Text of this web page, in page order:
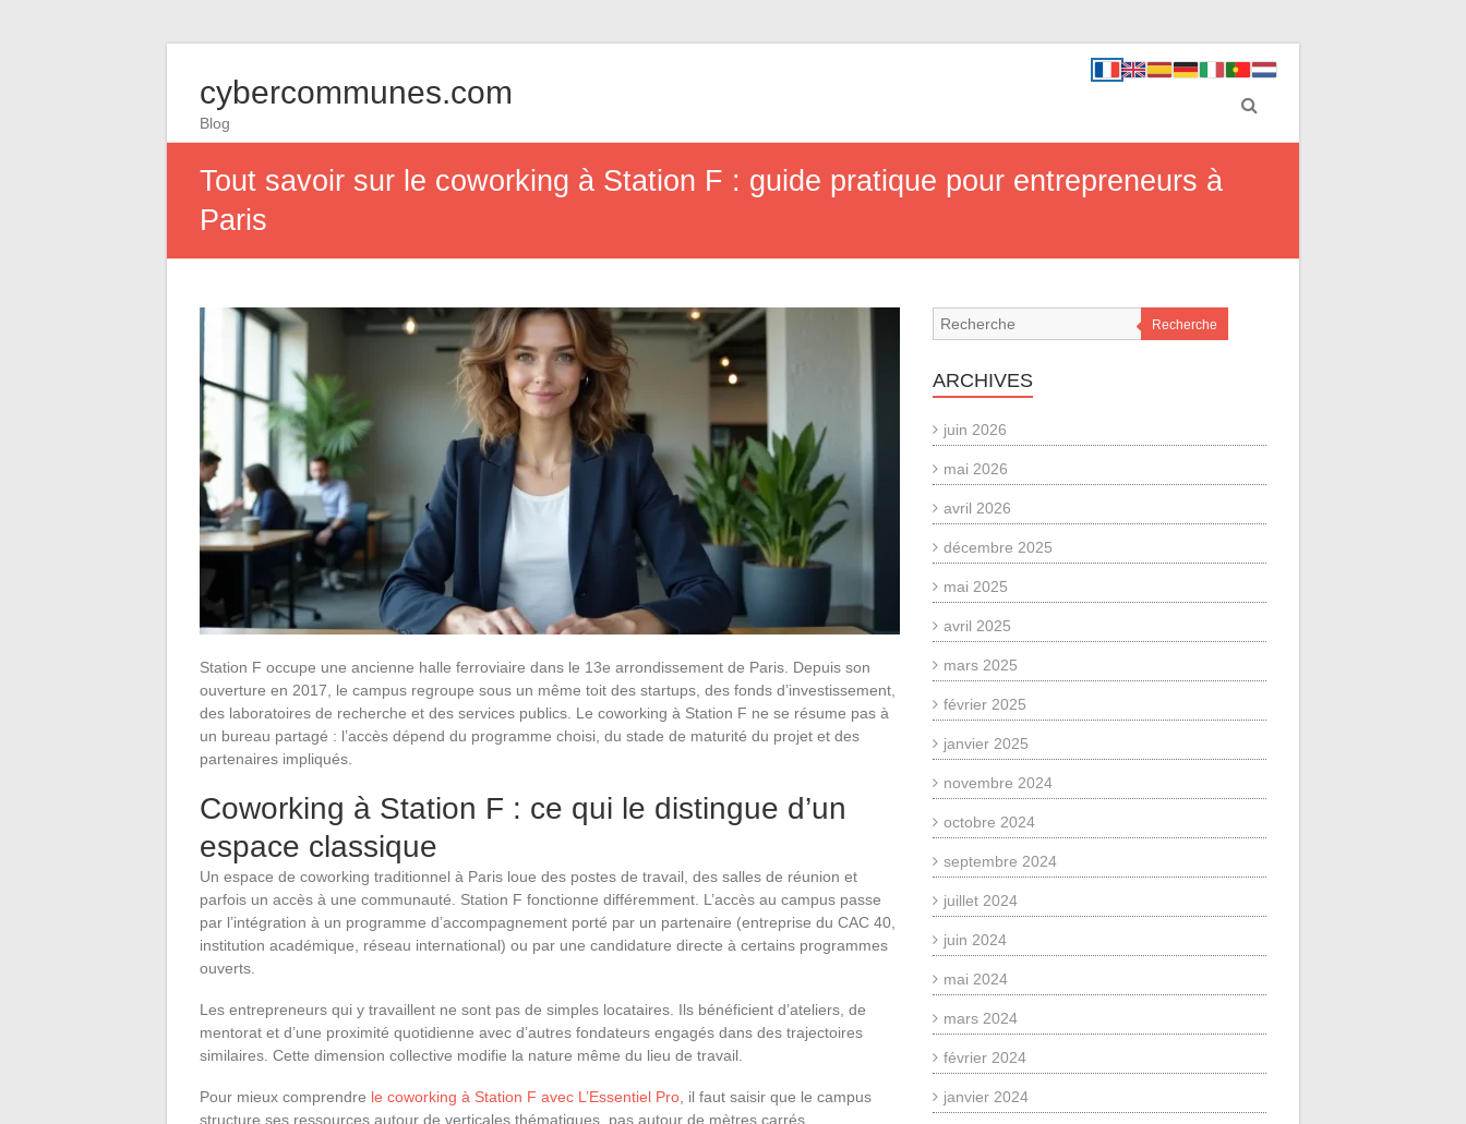
cybercommunes.com
Blog
Tout savoir sur le coworking à Station F : guide pratique pour entrepreneurs à
Paris
Station F occupe une ancienne halle ferroviaire dans le 13e arrondissement de Paris. Depuis son
ouverture en 2017, le campus regroupe sous un même toit des startups, des fonds d’investissement,
des laboratoires de recherche et des services publics. Le coworking à Station F ne se résume pas à
un bureau partagé : l’accès dépend du programme choisi, du stade de maturité du projet et des
partenaires impliqués.
Coworking à Station F : ce qui le distingue d’un
espace classique
Un espace de coworking traditionnel à Paris loue des postes de travail, des salles de réunion et
parfois un accès à une communauté. Station F fonctionne différemment. L’accès au campus passe
par l’intégration à un programme d’accompagnement porté par un partenaire (entreprise du CAC 40,
institution académique, réseau international) ou par une candidature directe à certains programmes
ouverts.
Les entrepreneurs qui y travaillent ne sont pas de simples locataires. Ils bénéficient d’ateliers, de
mentorat et d’une proximité quotidienne avec d’autres fondateurs engagés dans des trajectoires
similaires. Cette dimension collective modifie la nature même du lieu de travail.
Pour mieux comprendre le coworking à Station F avec L’Essentiel Pro , il faut saisir que le campus
structure ses ressources autour de verticales thématiques, pas autour de mètres carrés.
Recherche
ARCHIVES
juin 2026
mai 2026
avril 2026
décembre 2025
mai 2025
avril 2025
mars 2025
février 2025
janvier 2025
novembre 2024
octobre 2024
septembre 2024
juillet 2024
juin 2024
mai 2024
mars 2024
février 2024
janvier 2024